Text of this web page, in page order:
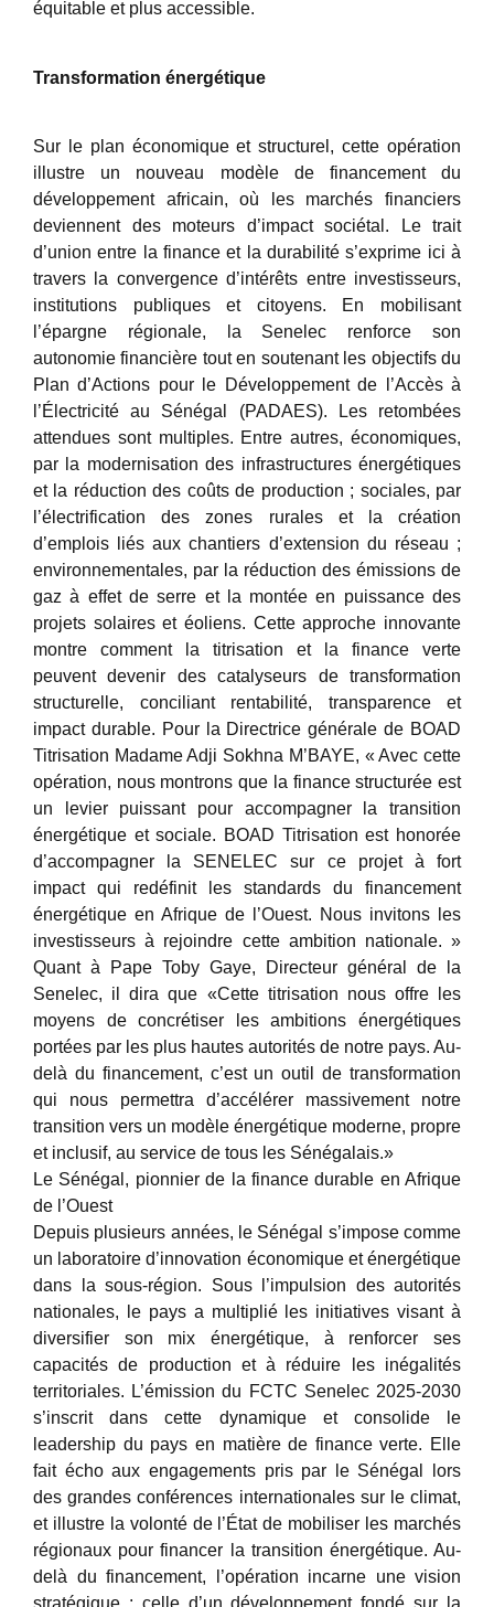
équitable et plus accessible.
Transformation énergétique
Sur le plan économique et structurel, cette opération
illustre un nouveau modèle de financement du
développement africain, où les marchés financiers
deviennent des moteurs d’impact sociétal. Le trait
d’union entre la finance et la durabilité s’exprime ici à
travers la convergence d’intérêts entre investisseurs,
institutions publiques et citoyens. En mobilisant
l’épargne régionale, la Senelec renforce son
autonomie financière tout en soutenant les objectifs du
Plan d’Actions pour le Développement de l’Accès à
l’Électricité au Sénégal (PADAES). Les retombées
attendues sont multiples. Entre autres, économiques,
par la modernisation des infrastructures énergétiques
et la réduction des coûts de production ; sociales, par
l’électrification des zones rurales et la création
d’emplois liés aux chantiers d’extension du réseau ;
environnementales, par la réduction des émissions de
gaz à effet de serre et la montée en puissance des
projets solaires et éoliens. Cette approche innovante
montre comment la titrisation et la finance verte
peuvent devenir des catalyseurs de transformation
structurelle, conciliant rentabilité, transparence et
impact durable. Pour la Directrice générale de BOAD
Titrisation Madame Adji Sokhna M’BAYE, « Avec cette
opération, nous montrons que la finance structurée est
un levier puissant pour accompagner la transition
énergétique et sociale. BOAD Titrisation est honorée
d’accompagner la SENELEC sur ce projet à fort
impact qui redéfinit les standards du financement
énergétique en Afrique de l’Ouest. Nous invitons les
investisseurs à rejoindre cette ambition nationale. »
Quant à Pape Toby Gaye, Directeur général de la
Senelec, il dira que «Cette titrisation nous offre les
moyens de concrétiser les ambitions énergétiques
portées par les plus hautes autorités de notre pays. Au-
delà du financement, c’est un outil de transformation
qui nous permettra d’accélérer massivement notre
transition vers un modèle énergétique moderne, propre
et inclusif, au service de tous les Sénégalais.»
Le Sénégal, pionnier de la finance durable en Afrique
de l’Ouest
Depuis plusieurs années, le Sénégal s’impose comme
un laboratoire d’innovation économique et énergétique
dans la sous-région. Sous l’impulsion des autorités
nationales, le pays a multiplié les initiatives visant à
diversifier son mix énergétique, à renforcer ses
capacités de production et à réduire les inégalités
territoriales. L’émission du FCTC Senelec 2025-2030
s’inscrit dans cette dynamique et consolide le
leadership du pays en matière de finance verte. Elle
fait écho aux engagements pris par le Sénégal lors
des grandes conférences internationales sur le climat,
et illustre la volonté de l’État de mobiliser les marchés
régionaux pour financer la transition énergétique. Au-
delà du financement, l’opération incarne une vision
stratégique : celle d’un développement fondé sur la